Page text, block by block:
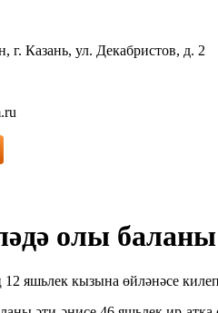
г. Казань, ул. Декабристов, д. 2
олы баланы
яшьлек кызына өйләнәсе